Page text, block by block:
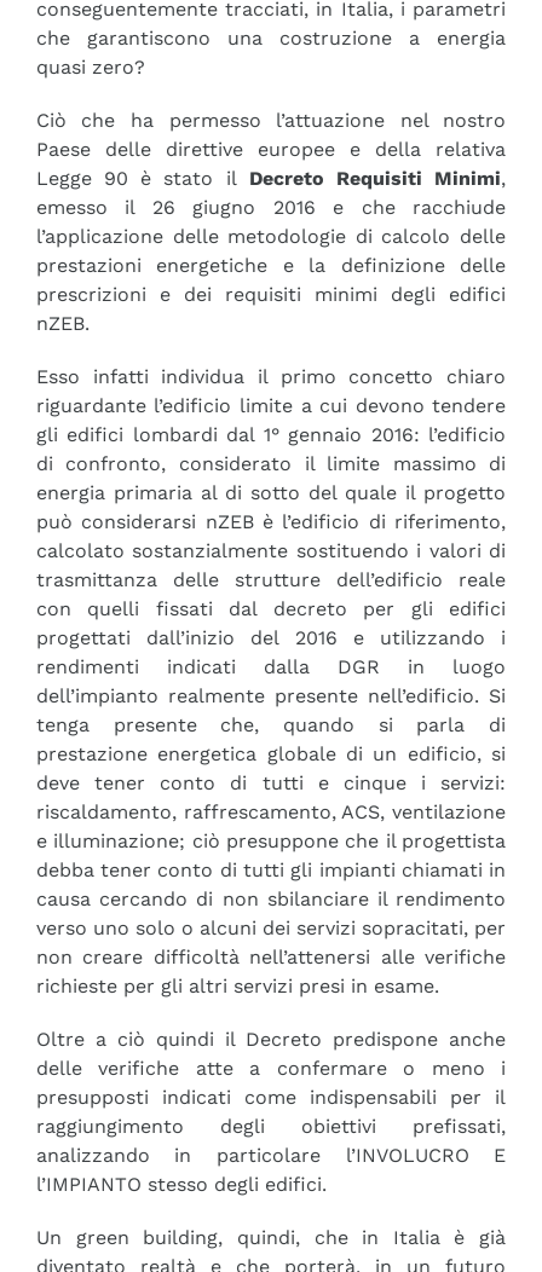
conseguentemente tracciati, in Italia, i parametri
che garantiscono una costruzione a energia
quasi zero?
Ciò che ha permesso l’attuazione nel nostro
Paese delle direttive europee e della relativa
Legge 90 è stato il Decreto Requisiti Minimi,
emesso il 26 giugno 2016 e che racchiude
l’applicazione delle metodologie di calcolo delle
prestazioni energetiche e la definizione delle
prescrizioni e dei requisiti minimi degli edifici
nZEB.
Esso infatti individua il primo concetto chiaro
riguardante l’edificio limite a cui devono tendere
gli edifici lombardi dal 1° gennaio 2016: l’edificio
di confronto, considerato il limite massimo di
energia primaria al di sotto del quale il progetto
può considerarsi nZEB è l’edificio di riferimento,
calcolato sostanzialmente sostituendo i valori di
trasmittanza delle strutture dell’edificio reale
con quelli fissati dal decreto per gli edifici
progettati dall’inizio del 2016 e utilizzando i
rendimenti indicati dalla DGR in luogo
dell’impianto realmente presente nell’edificio. Si
tenga presente che, quando si parla di
prestazione energetica globale di un edificio, si
deve tener conto di tutti e cinque i servizi:
riscaldamento, raffrescamento, ACS, ventilazione
e illuminazione; ciò presuppone che il progettista
debba tener conto di tutti gli impianti chiamati in
causa cercando di non sbilanciare il rendimento
verso uno solo o alcuni dei servizi sopracitati, per
non creare difficoltà nell’attenersi alle verifiche
richieste per gli altri servizi presi in esame.
Oltre a ciò quindi il Decreto predispone anche
delle verifiche atte a confermare o meno i
presupposti indicati come indispensabili per il
raggiungimento degli obiettivi prefissati,
analizzando in particolare l’INVOLUCRO E
l’IMPIANTO stesso degli edifici.
Un green building, quindi, che in Italia è già
diventato realtà e che porterà, in un futuro